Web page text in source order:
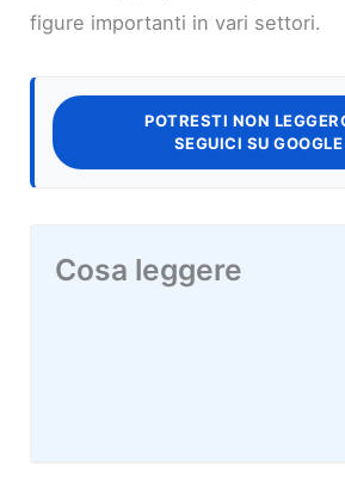
figure importanti in vari settori.
POTRESTI NON
SEGUICI SU
Cosa leggere